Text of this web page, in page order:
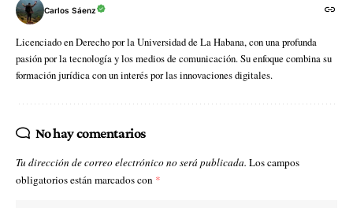
Carlos Sáenz
Licenciado en Derecho por la Universidad de La Habana, con una profunda
pasión por la tecnología y los medios de comunicación. Su enfoque combina su
formación jurídica con un interés por las innovaciones digitales.
No hay comentarios
Tu dirección de correo electrónico no será publicada. Los campos
obligatorios están marcados con *